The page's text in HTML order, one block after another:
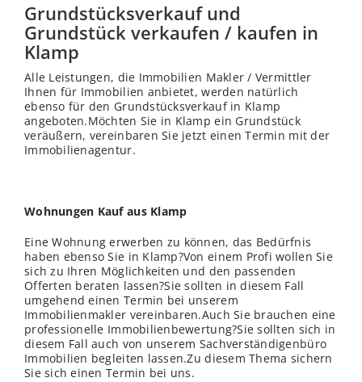
Grundstücksverkauf und
Grundstück verkaufen / kaufen in
Klamp
Alle Leistungen, die Immobilien Makler / Vermittler
Ihnen für Immobilien anbietet, werden natürlich
ebenso für den Grundstücksverkauf in Klamp
angeboten.Möchten Sie in Klamp ein Grundstück
veräußern, vereinbaren Sie jetzt einen Termin mit der
Immobilienagentur.
Wohnungen Kauf aus Klamp
Eine Wohnung erwerben zu können, das Bedürfnis
haben ebenso Sie in Klamp?Von einem Profi wollen Sie
sich zu Ihren Möglichkeiten und den passenden
Offerten beraten lassen?Sie sollten in diesem Fall
umgehend einen Termin bei unserem
Immobilienmakler vereinbaren.Auch Sie brauchen eine
professionelle Immobilienbewertung?Sie sollten sich in
diesem Fall auch von unserem Sachverständigenbüro
Immobilien begleiten lassen.Zu diesem Thema sichern
Sie sich einen Termin bei uns.